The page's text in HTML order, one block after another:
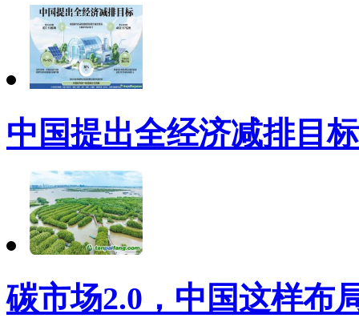
中国提出全经济减排目
碳市场2.0，中国这样布